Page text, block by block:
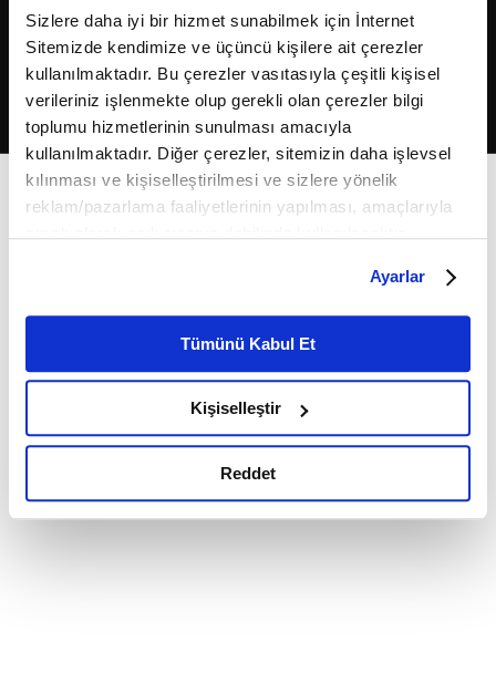
Sizlere daha iyi bir hizmet sunabilmek için İnternet
Sitemizde kendimize ve üçüncü kişilere ait çerezler
kullanılmaktadır. Bu çerezler vasıtasıyla çeşitli kişisel
verileriniz işlenmekte olup gerekli olan çerezler bilgi
toplumu hizmetlerinin sunulması amacıyla
kullanılmaktadır. Diğer çerezler, sitemizin daha işlevsel
kılınması ve kişiselleştirilmesi ve sizlere yönelik
reklam/pazarlama faaliyetlerinin yapılması, amaçlarıyla
belirleyebilirsiniz. Çerezlere ilişkin detaylı bilgi için
Ayarlar butonuna tıklayabilir,Çerez Bilgilendirme
Metnimizi ziyaret edebilirsiniz.
6698 sayılı Kişisel Verilerin Korunması Kanunu uyarınca
okumak ve sitemizi ziyaretiniz kapsamında
gerçekleştirilen veri işleme faaliyetleri ile ilgili daha
detaylı bilgi almak için lütfentıklayınız.
Ayarlar
Tümünü Kabul Et
Kişiselleştir
Reddet
2026Fikriyat. Tüm hakları saklıdır.